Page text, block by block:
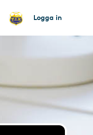
Logga in